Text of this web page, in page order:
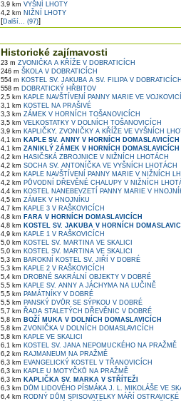
3,9 km VYŠNÍ LHOTY
4,2 km NIŽNÍ LHOTY
[Další... (97)]
Historické zajímavosti
23 m ZVONIČKA A KŘÍŽE V DOBRATICÍCH
246 m ŠKOLA V DOBRATICÍCH
554 m KOSTEL SV. JAKUBA A SV. FILIPA V
558 m DOBRATICKÝ HŘBITOV
2,5 km KAPLE NAVŠTÍVENÍ PANNY MARIE VE
3,1 km KOSTEL NA PRAŠIVÉ
3,3 km ZÁMEK V HORNÍCH TOŠANOVICÍCH
3,5 km VELKOSTATKY V DOLNÍCH TOŠANOVICÍCH
3,9 km KAPLIČKY, ZVONIČKY A KŘÍŽE VE VYŠNÍCH
4,1 km KAPLE SV. ANNY V HORNÍCH DOMASLAVICÍCH
4,1 km ZANIKLÝ ZÁMEK V HORNÍCH DOMASLAVICÍCH
4,2 km HASIČSKÁ ZBROJNICE V NIŽNÍCH LHOTÁCH
4,2 km SOCHA SV. ANTONÍČKA VE VYŠNÍCH LHOTÁCH
4,2 km KAPLE NAVŠTÍVENÍ PANNY MARIE V NIŽNÍCH
4,2 km PŮVODNÍ DŘEVĚNÉ CHALUPY V NIŽNÍCH
4,4 km KOSTEL NANEBEVZETÍ PANNY MARIE V
4,5 km ZÁMEK V HNOJNÍKU
4,7 km KAPLE 3 V RAŠKOVICÍCH
4,8 km FARA V HORNÍCH DOMASLAVICÍCH
4,8 km KOSTEL SV. JAKUBA V HORNÍCH
4,9 km KAPLE 1 V RAŠKOVICÍCH
5,0 km KOSTEL SV. MARTINA VE SKALICI
5,0 km KOSTEL SV. MARTINA VE SKALICI
5,3 km BAROKNÍ KOSTEL SV. JIŘÍ V DOBRÉ
5,3 km KAPLE 2 V RAŠKOVICÍCH
5,4 km DROBNÉ SAKRÁLNÍ OBJEKTY V DOBRÉ
5,5 km KAPLE SV. ANNY A JÁCHYMA NA LUČINĚ
5,5 km PAMÁTNÍKY V DOBRÉ
5,5 km PANSKÝ DVŮR SE SÝPKOU V DOBRÉ
5,7 km ŘADA STALETÝCH DŘEVĚNIC V DOBRÉ
5,8 km BOŽÍ MUKA V DOLNÍCH DOMASLAVICÍCH
5,8 km ZVONIČKA V DOLNÍCH DOMASLAVICÍCH
5,8 km KAPLE VE SKALICI
6,1 km KOSTEL SV. JANA NEPOMUCKÉHO NA PRAŽMĚ
6,2 km RAJMANEUM NA PRAŽMĚ
6,3 km EVANGELICKÝ KOSTEL V TŘANOVICÍCH
6,3 km KAPLE U MOTYČKŮ NA PRAŽMĚ
6,3 km KAPLIČKA SV. MARKA V STŘÍTEŽI
6,3 km DŮM LIDOVÉHO PÍSMÁKA J. L. MIKOLÁŠE VE
6,4 km RODNÝ DŮM SPISOVATELKY MÁŘÍ